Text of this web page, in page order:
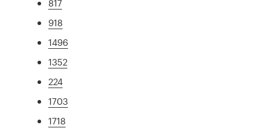
817
918
1496
1352
224
1703
1718